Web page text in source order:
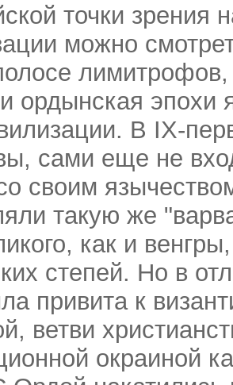
точки зрения
можно
ордынская
В IX-
сами еще не
своим
такую же
как и
степей. Но в
привита к
ветви
окраиной